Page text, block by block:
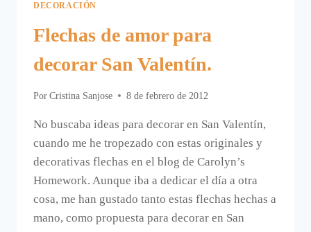
DECORACIÓN
Flechas de amor para
decorar San Valentín.
Por Cristina Sanjose 8 de febrero de 2012
No buscaba ideas para decorar en San Valentín,
cuando me he tropezado con estas originales y
decorativas flechas en el blog de Carolyn’s
Homework. Aunque iba a dedicar el día a otra
cosa, me han gustado tanto estas flechas hechas a
mano, como propuesta para decorar en San